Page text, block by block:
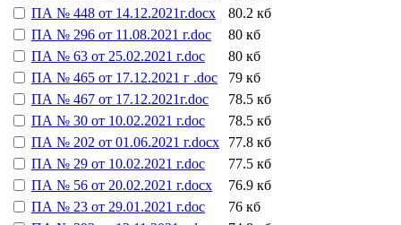
ПА № 448 от 14.12.2021г.docx
80.2 кб
ПА № 296 от 11.08.2021 г.doc
80 кб
ПА № 63 от 25.02.2021 г.doc
80 кб
ПА № 465 от 17.12.2021 г .doc
79 кб
ПА № 467 от 17.12.2021г.doc
78.5 кб
ПА № 30 от 10.02.2021 г.doc
78.5 кб
ПА № 202 от 01.06.2021 г.docx
77.8 кб
ПА № 29 от 10.02.2021 г.doc
77.5 кб
ПА № 56 от 20.02.2021 г.docx
76.9 кб
ПА № 23 от 29.01.2021 г.doc
76 кб